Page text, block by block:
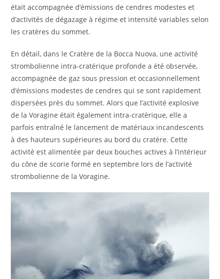
était accompagnée d’émissions de cendres modestes et
d’activités de dégazage à régime et intensité variables selon
les cratères du sommet.
En détail, dans le Cratère de la Bocca Nuova, une activité
strombolienne intra-cratérique profonde a été observée,
accompagnée de gaz sous pression et occasionnellement
d’émissions modestes de cendres qui se sont rapidement
dispersées près du sommet. Alors que l’activité explosive
de la Voragine était également intra-cratèrique, elle a
parfois entraîné le lancement de matériaux incandescents
à des hauteurs supérieures au bord du cratère. Cette
activité est alimentée par deux bouches actives à l’intérieur
du cône de scorie formé en septembre lors de l’activité
strombolienne de la Voragine.